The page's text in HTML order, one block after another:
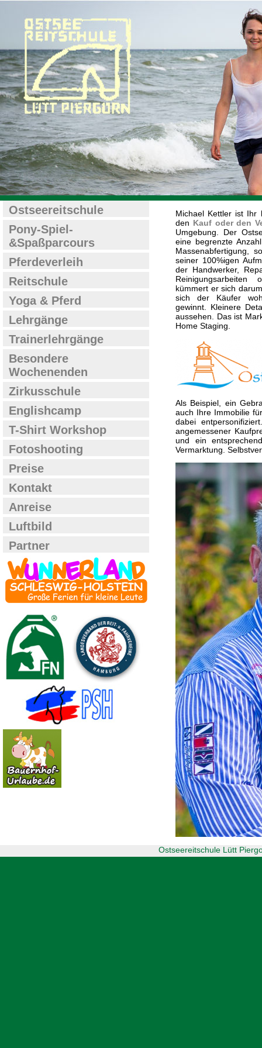
Ostseereitschule
Pony-Spiel-
&Spaßparcours
Pferdeverleih
Reitschule
Yoga & Pferd
Lehrgänge
Trainerlehrgänge
Besondere
Wochenenden
Zirkusschule
Englishcamp
T-Shirt Workshop
Fotoshooting
Preise
Kontakt
Anreise
Luftbild
Partner
Michael Kettler ist Ihr
den Kauf oder den
Umgebung. Der
eine begrenzte
Massenabfertigung,
seiner 100%igen
der Handwerker,
kümmert er sich
sich der Käufer
gewinnt. Kleinere
aussehen. Das ist
Home Staging.
Als Beispiel, ein
auch Ihre Immobilie
dabei
angemessener
und ein
Vermarktung.
Ostseereitschule Lütt